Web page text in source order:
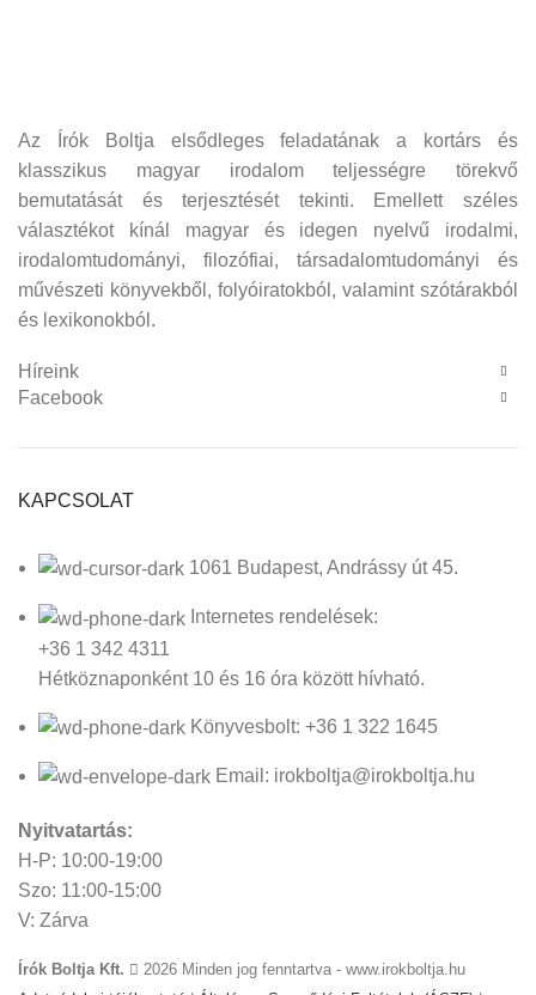
Az Írók Boltja elsődleges feladatának a kortárs és
klasszikus magyar irodalom teljességre törekvő
bemutatását és terjesztését tekinti. Emellett széles
választékot kínál magyar és idegen nyelvű irodalmi,
irodalomtudományi, filozófiai, társadalomtudományi és
művészeti könyvekből, folyóiratokból, valamint szótárakból
és lexikonokból.
Híreink
Facebook
KAPCSOLAT
1061 Budapest, Andrássy út 45.
Internetes rendelések:
+36 1 342 4311
Hétköznaponként 10 és 16 óra között hívható.
Könyvesbolt: +36 1 322 1645
Email: irokboltja@irokboltja.hu
Nyitvatartás:
H-P: 10:00-19:00
Szo: 11:00-15:00
V: Zárva
Írók Boltja Kft.
2026 Minden jog fenntartva - www.irokboltja.hu